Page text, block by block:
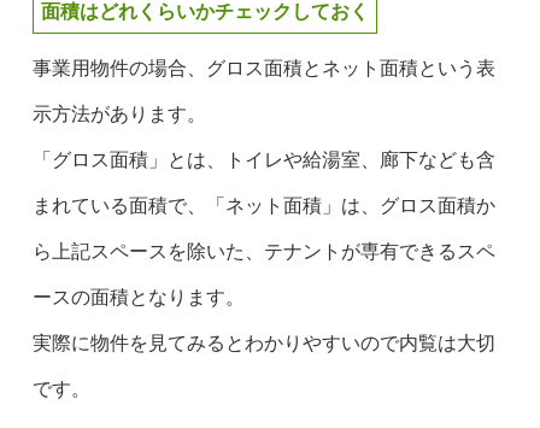
面積はどれくらいかチェックしておく
事業用物件の場合、グロス面積とネット面積という表
示方法があります。
「グロス面積」とは、トイレや給湯室、廊下なども含
まれている面積で、「ネット面積」は、グロス面積か
ら上記スペースを除いた、テナントが専有できるスペ
ースの面積となります。
実際に物件を見てみるとわかりやすいので内覧は大切
です。